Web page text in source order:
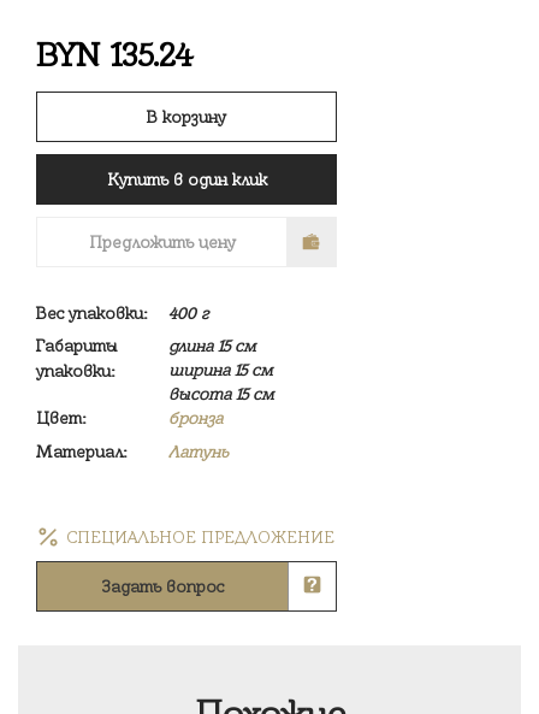
BYN135.24
В корзину
Купить в один клик
Предложить цену
Вес упаковки:
400 г
Габариты
упаковки:
длина 15 см
ширина 15 см
высота 15 см
Цвет:
бронза
Материал:
Латунь
СПЕЦИАЛЬНОЕ ПРЕДЛОЖЕНИЕ
Задать вопрос